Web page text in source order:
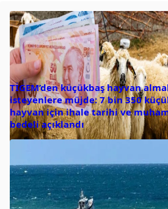
TİGEM’den küçükbaş hayvan
isteyenlere müjde: 7 bin 350
hayvan için ihale tarihi ve
bedeli açıklandı